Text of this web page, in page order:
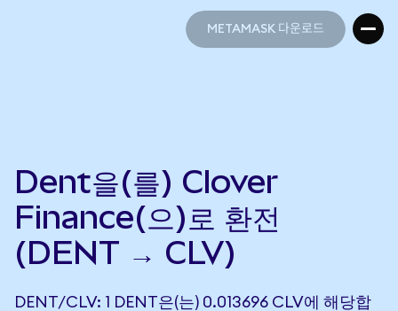
METAMASK 다운로드
Dent을(를) Clover
Finance(으)로 환전
(DENT → CLV)
DENT/CLV: 1 DENT은(는) 0.013696 CLV에 해당합